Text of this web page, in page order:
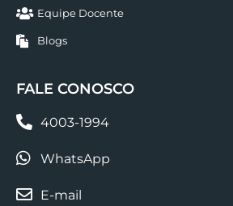
Equipe Docente
Blogs
FALE CONOSCO
4003-1994
WhatsApp
E-mail